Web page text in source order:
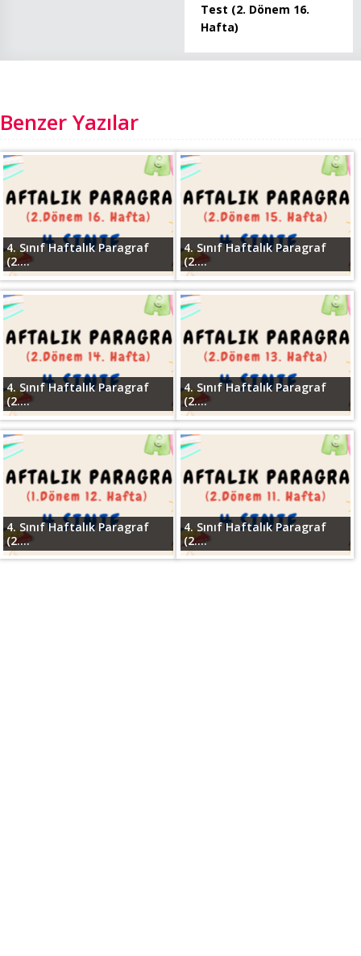
Test (2. Dönem 16.
Hafta)
Benzer Yazılar
4. Sınıf Haftalık Paragraf
(2....
4. Sınıf Haftalık Paragraf
(2....
4. Sınıf Haftalık Paragraf
(2....
4. Sınıf Haftalık Paragraf
(2....
4. Sınıf Haftalık Paragraf
(2....
4. Sınıf Haftalık Paragraf
(2....